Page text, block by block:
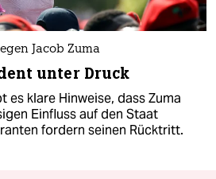
Jacob Zuma
unter Druck
es klare Hinweise, dass Zuma
Einfluss auf den Staat
fordern seinen Rücktritt.